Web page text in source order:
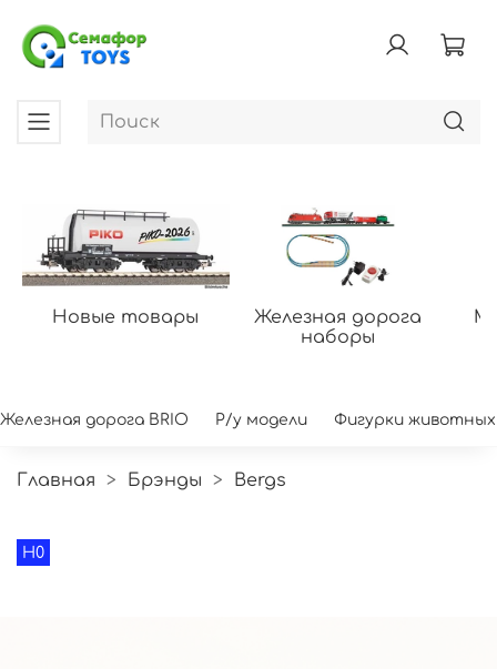
Новые товары
Железная дорога
наборы
Железная дорога BRIO Р/у модели Фигурки животных
Главная Брэнды Bergs
H0